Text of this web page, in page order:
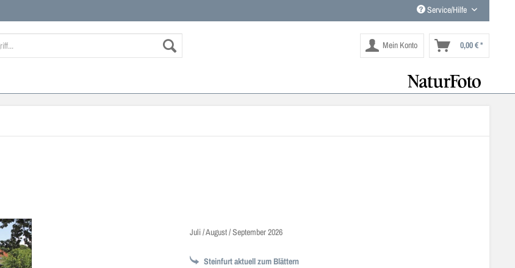
Service/Hilfe
Mein Konto 0,00 € *
Juli / August / September 2026
Steinfurt aktuell zum Blättern